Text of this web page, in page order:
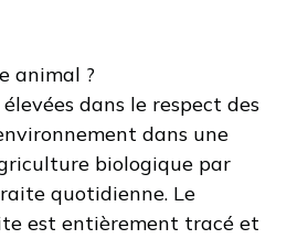
animal ?
dans le respect des
dans une
biologique par
quotidienne. Le
est entièrement tracé et